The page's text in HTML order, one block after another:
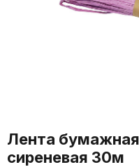
Лента
сиреневая 30м